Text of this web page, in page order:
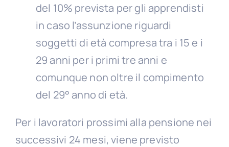
del 10% prevista per gli apprendisti
in caso l’assunzione riguardi
soggetti di età compresa tra i 15 e i
29 anni per i primi tre anni e
comunque non oltre il compimento
del 29° anno di età.
Per i lavoratori prossimi alla pensione nei
successivi 24 mesi, viene previsto